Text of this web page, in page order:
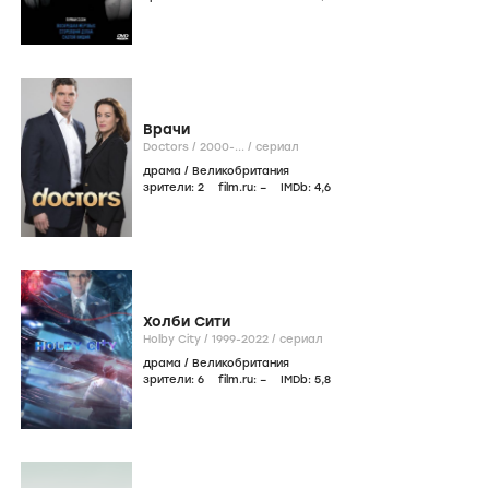
Врачи
Doctors / 2000-... / сериал
драма / Великобритания
зрители: 2 film.ru: – IMDb: 4,6
Холби Сити
Holby City / 1999-2022 / сериал
драма / Великобритания
зрители: 6 film.ru: – IMDb: 5,8